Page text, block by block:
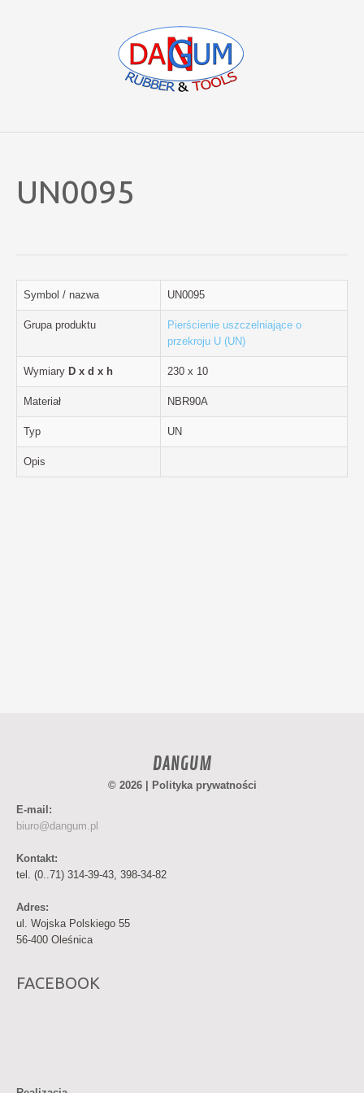
UN0095
Symbol / nazwa UN0095
Grupa produktu
Pierścienie uszczelniające o
przekroju U (UN)
Wymiary D x d x h 230 x 10
Materiał NBR90A
Typ UN
Opis
DANGUM
© 2026 |
Polityka prywatności
E-mail:
biuro@dangum.pl
Kontakt:
tel. (0..71) 314-39-43, 398-34-82
Adres:
ul. Wojska Polskiego 55
56-400 Oleśnica
FACEBOOK